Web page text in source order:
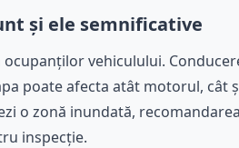
și ele semnificative
vehiculului.
poate afecta atât motorul,
o zonă inundată,
inspecție.